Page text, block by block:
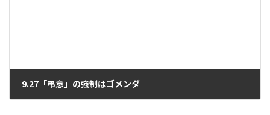
9.27「弔意」の強制はゴメンダ